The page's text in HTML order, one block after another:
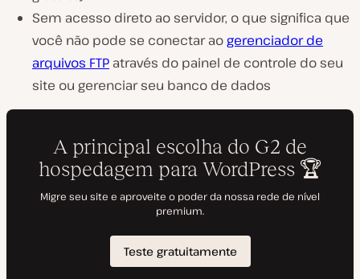
Sem acesso direto ao servidor, o que significa que
você não pode se conectar aogerenciador de
arquivos FTP através do painel de controle do seu
site ou gerenciar seu banco de dados